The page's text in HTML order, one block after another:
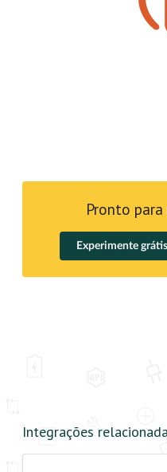
Pronto para
Experimente grátis
Integrações